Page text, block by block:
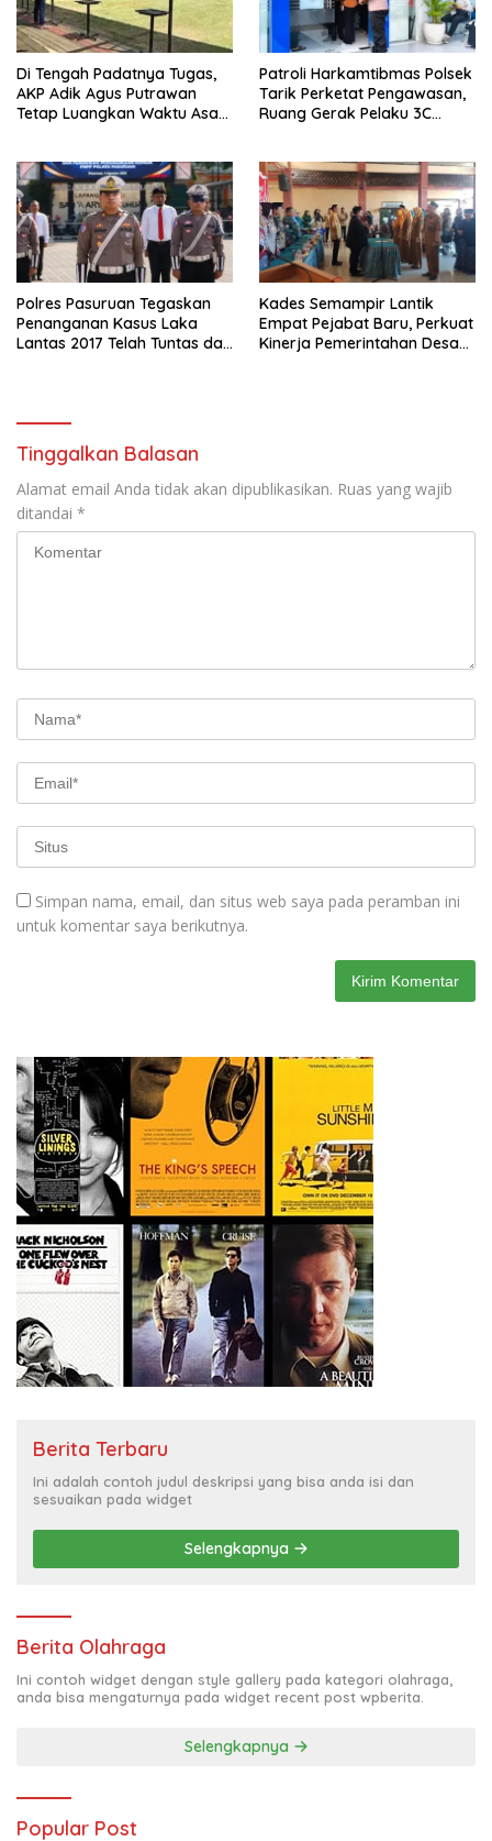
Di Tengah Padatnya Tugas,
AKP Adik Agus Putrawan
Tetap Luangkan Waktu Asah
Patroli Harkamtibmas Polsek
Tarik Perketat Pengawasan,
Ruang Gerak Pelaku 3C
Polres Pasuruan Tegaskan
Penanganan Kasus Laka
Lantas 2017 Telah Tuntas dan
Kades Semampir Lantik
Empat Pejabat Baru, Perkuat
Kinerja Pemerintahan Desa
Tinggalkan Balasan
Alamat email Anda tidak akan dipublikasikan. Ruas yang wajib
ditandai *
Simpan nama, email, dan situs web saya pada peramban ini
untuk komentar saya berikutnya.
Berita Terbaru
Ini adalah contoh judul deskripsi yang bisa anda isi dan
sesuaikan pada widget
Selengkapnya
Berita Olahraga
Ini contoh widget dengan style gallery pada kategori olahraga,
anda bisa mengaturnya pada widget recent post wpberita.
Selengkapnya
Popular Post